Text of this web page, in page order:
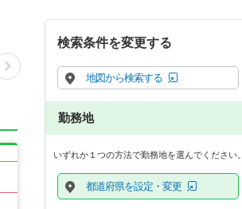
検索条件を変更する
地図から検索する
勤務地
いずれか１つの方法で勤務地を選んでください。
都道府県を設定・変更